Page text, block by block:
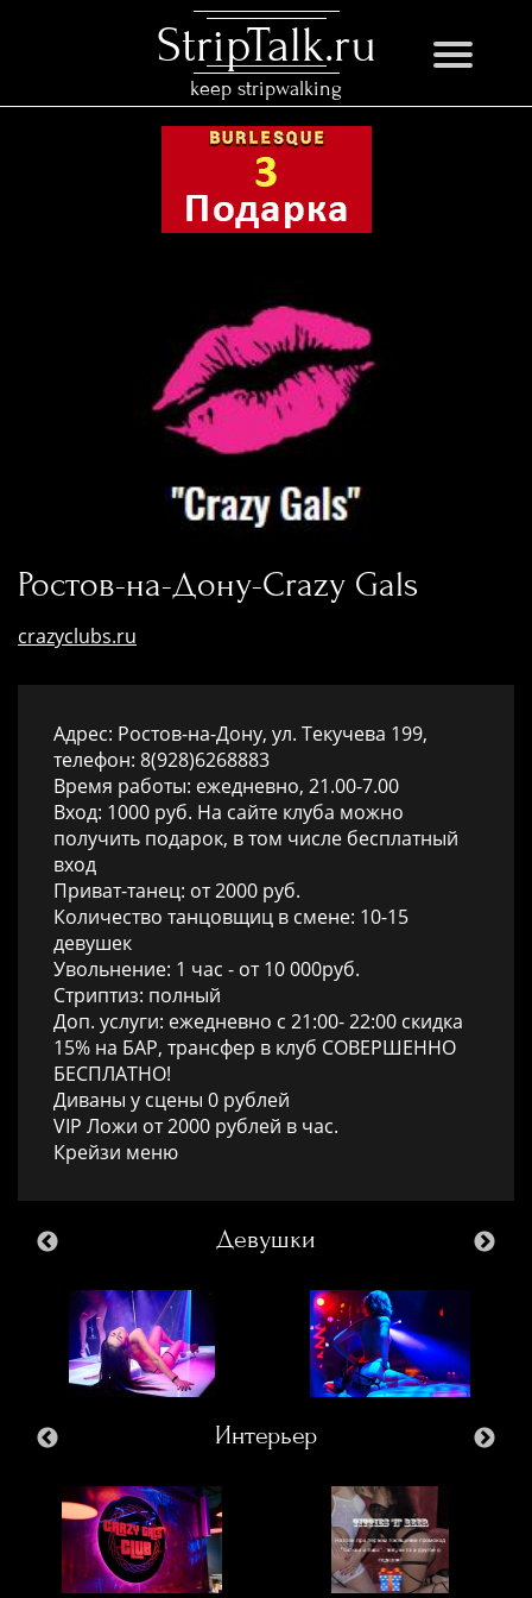
StripTalk.ru
keep stripwalking
Ростов-на-Дону-Crazy Gals
crazyclubs.ru
Адрес: Ростов-на-Дону, ул. Текучева 199,
телефон: 8(928)6268883
Время работы: ежедневно, 21.00-7.00
Вход: 1000 руб. На сайте клуба можно
получить подарок, в том числе бесплатный
вход
Приват-танец: от 2000 руб.
Количество танцовщиц в смене: 10-15
девушек
Увольнение: 1 час - от 10 000руб.
Стриптиз: полный
Доп. услуги: ежедневно с 21:00- 22:00 скидка
15% на БАР, трансфер в клуб СОВЕРШЕННО
БЕСПЛАТНО!
Диваны у сцены 0 рублей
VIP Ложи от 2000 рублей в час.
Крейзи меню
Девушки
Интерьер